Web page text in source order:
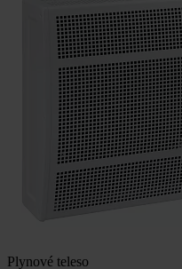
Plynové teleso